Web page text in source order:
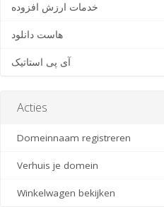
خدمات ارزش افزوده
هاست دانلود
آی پی استاتیک
Acties
Domeinnaam registreren
Verhuis je domein
Winkelwagen bekijken